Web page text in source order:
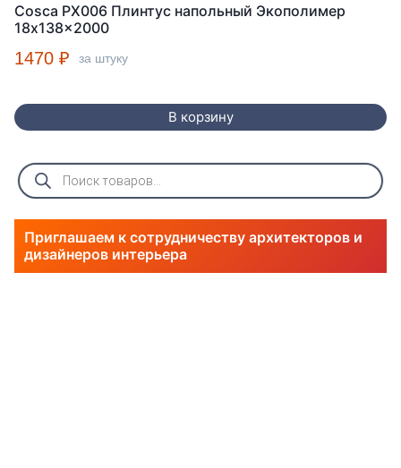
Cosca PX006 Плинтус напольный Экополимер
18x138x2000
1470 ₽ за штуку
В корзину
Поиск
товаров
Приглашаем к сотрудничеству архитекторов и
дизайнеров интерьера